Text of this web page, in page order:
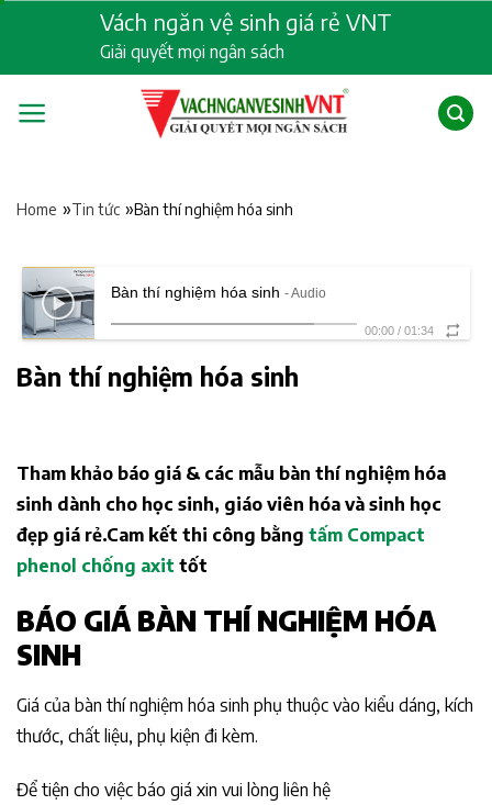
content
Vách ngăn vệ sinh giá rẻ VNT
Giải quyết mọi ngân sách
Home »Tin tức »Bàn thí nghiệm hóa sinh
Bàn thí nghiệm hóa sinh - Audio
00:00 / 01:34
Bàn thí nghiệm hóa sinh
Tham khảo báo giá & các mẫu bàn thí nghiệm hóa
sinh dành cho học sinh, giáo viên hóa và sinh học
đẹp giá rẻ.Cam kết thi công bằng tấm Compact
phenol chống axit tốt
BÁO GIÁ BÀN THÍ NGHIỆM HÓA
SINH
Giá của bàn thí nghiệm hóa sinh phụ thuộc vào kiểu dáng, kích
thước, chất liệu, phụ kiện đi kèm.
Để tiện cho việc báo giá xin vui lòng liên hệ